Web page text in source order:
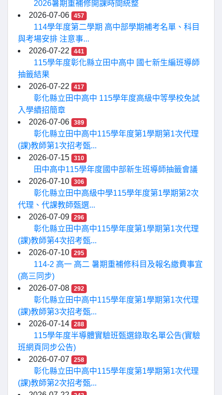
2026暑期重補修開課時間統整
2026-07-06
457
114學年度第二學期 高中部學期補考名單、科目
與考場安排 注意事...
2026-07-22
441
115學年度彰化縣立田中高中 國七新生編班導師
抽籤結果
2026-07-22
417
彰化縣立田中高中 115學年度高級中等學校免試
入學續招簡章
2026-07-06
389
彰化縣立田中高中115學年度第1學期第1次代理
(課)教師第1次招考甄...
2026-07-15
310
田中高中115學年度國中部新生班導師抽籤會議
2026-07-10
306
彰化縣立田中高級中學115學年度第1學期第2次
代理、代課教師甄選...
2026-07-09
296
彰化縣立田中高中115學年度第1學期第1次代理
(課)教師第4次招考甄...
2026-07-10
295
114-2 高一 高二 暑期重補修科目及報名繳費事宜
(高三同步)
2026-07-08
292
彰化縣立田中高中115學年度第1學期第1次代理
(課)教師第3次招考甄...
2026-07-14
288
115學年度半導體實驗班甄選錄取名單公告(實驗
班網頁同步公告)
2026-07-07
258
彰化縣立田中高中115學年度第1學期第1次代理
(課)教師第2次招考甄...